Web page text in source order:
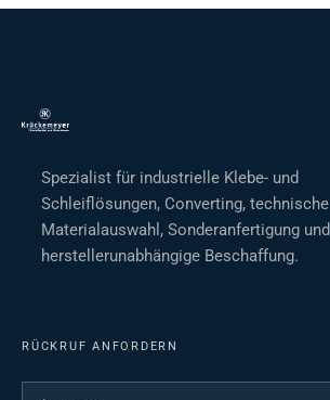
Spezialist für industrielle Klebe- und
Schleiflösungen, Converting, technische
Materialauswahl, Sonderanfertigung und
herstellerunabhängige Beschaffung.
RÜCKRUF ANFORDERN
Ihr Name